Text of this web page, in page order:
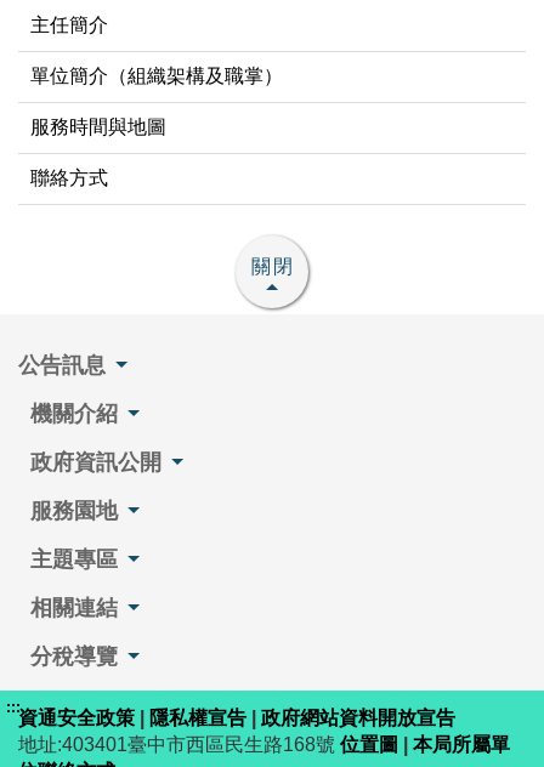
主任簡介
單位簡介（組織架構及職掌）
服務時間與地圖
聯絡方式
關閉
公告訊息
機關介紹
政府資訊公開
服務園地
主題專區
相關連結
分稅導覽
:::資通安全政策 隱私權宣告
政府網站資料開放宣告
地址:403401臺中市西區民生路168號 位置圖
本局所屬單